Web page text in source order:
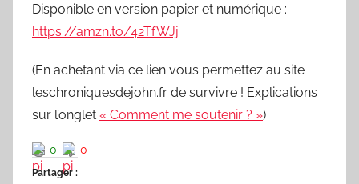
Disponible en version papier et numérique :
https://amzn.to/42TfWJj
(En achetant via ce lien vous permettez au site
leschroniquesdejohn.fr de survivre ! Explications
sur l’onglet « Comment me soutenir ? »)
0 0
Partager :